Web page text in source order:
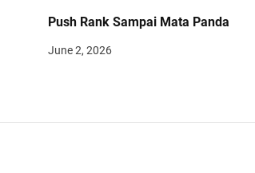
Push Rank Sampai Mata Panda
June 2, 2026